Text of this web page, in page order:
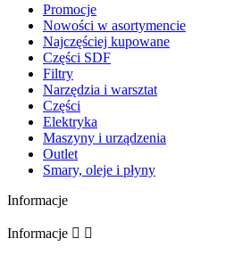
Promocje
Nowości w asortymencie
Najczęściej kupowane
Części SDF
Filtry
Narzędzia i warsztat
Części
Elektryka
Maszyny i urządzenia
Outlet
Smary, oleje i płyny
Informacje
Informacje  